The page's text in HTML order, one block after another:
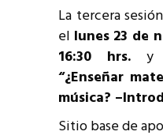
La tercera
el lunes 23 de
16:30 hrs. y
“¿Enseñar
música?
Sitio base de